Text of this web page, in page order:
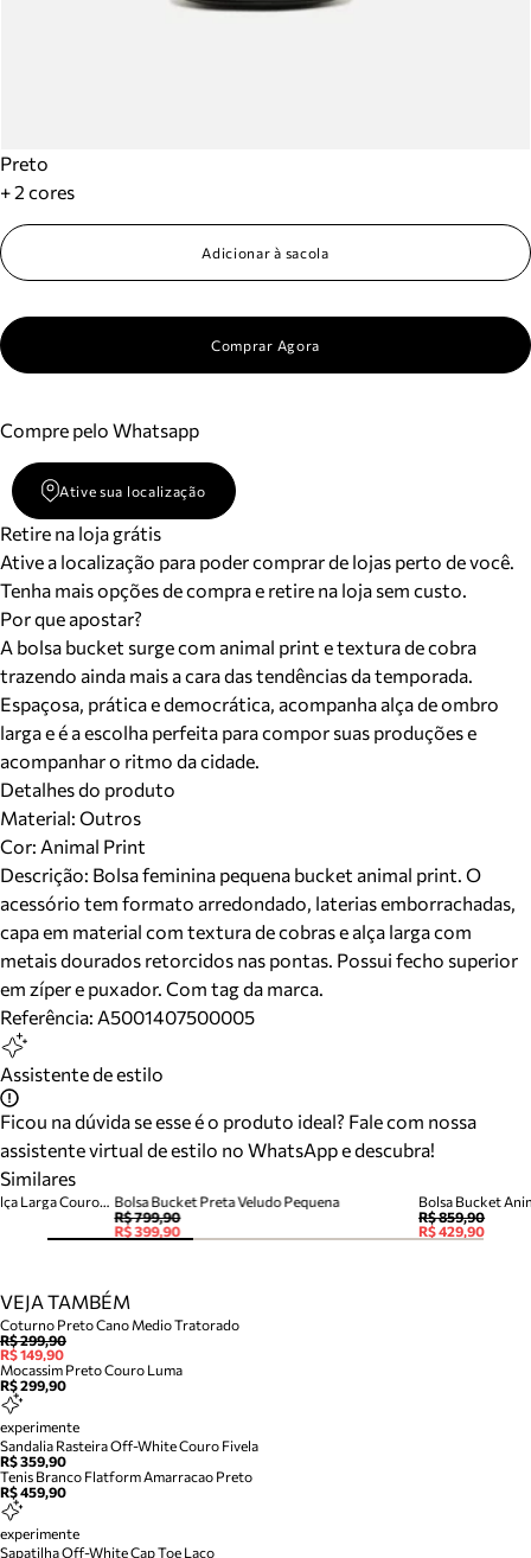
Preto
+ 2 cores
Adicionar à sacola
Comprar Agora
Compre pelo Whatsapp
Ative sua localização
Retire na loja grátis
Ative a localização para poder comprar de lojas perto de você.
Tenha mais opções de compra e retire na loja sem custo.
Por que apostar?
A bolsa bucket surge com animal print e textura de cobra
trazendo ainda mais a cara das tendências da temporada.
Espaçosa, prática e democrática, acompanha alça de ombro
larga e é a escolha perfeita para compor suas produções e
acompanhar o ritmo da cidade.
Detalhes do produto
Material: Outros
Cor: Animal Print
Descrição: Bolsa feminina pequena bucket animal print. O
acessório tem formato arredondado, laterias emborrachadas,
capa em material com textura de cobras e alça larga com
metais dourados retorcidos nas pontas. Possui fecho superior
em zíper e puxador. Com tag da marca.
Referência: A5001407500005
Assistente de estilo
Ficou na dúvida se esse é o produto ideal? Fale com nossa
assistente virtual de estilo no WhatsApp e descubra!
Similares
Bolsa Bucket Preta Veludo Pequena
R$ 799,90
R$ 399,90
R$ 859,90
R$ 429,90
Bolsa Bucket Preta Pequena Alça Larga Couro Metais
VEJA TAMBÉM
Coturno Preto Cano Medio Tratorado
R$ 299,90
R$ 149,90
Mocassim Preto Couro Luma
R$ 299,90
experimente
Sandalia Rasteira Off-White Couro Fivela
R$ 359,90
Tenis Branco Flatform Amarracao Preto
R$ 459,90
experimente
Sapatilha Off-White Cap Toe Laco